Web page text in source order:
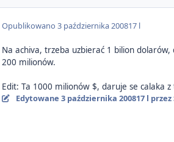
Opublikowano3 października 200817 l
Na achiva, trzeba uzbierać 1 bilion
200 milionów.
Edit: Ta 1000 milionów $, daruje se calaka z
Edytowane 3 października 200817 l przez